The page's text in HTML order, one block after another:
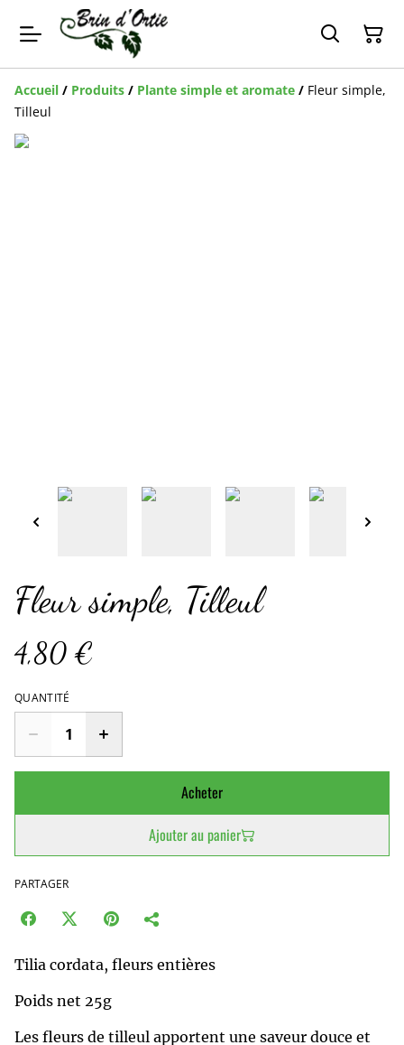
Accueil / Produits / Plante simple et aromate / Fleur simple,
Tilleul
Fleur simple, Tilleul
4,80 €
QUANTITÉ
Acheter
Ajouter au panier
PARTAGER
Tilia cordata, fleurs entières
Poids net 25g
Les fleurs de tilleul apportent une saveur douce et